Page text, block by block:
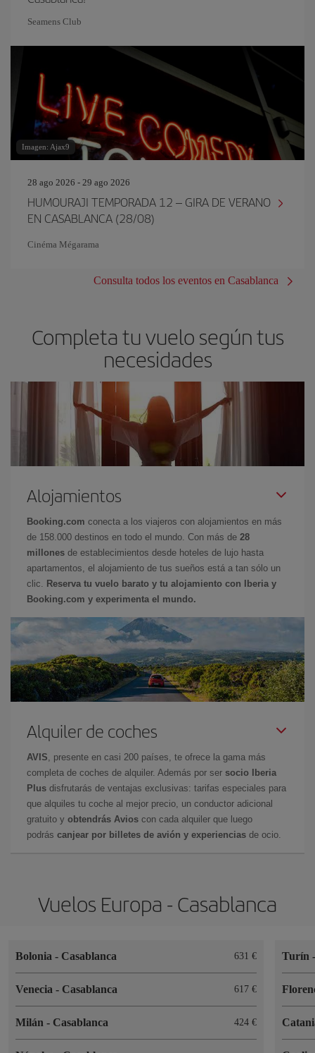
Seamens Club
Imagen: Ajax9
28 ago 2026 - 29 ago 2026
HUMOURAJI TEMPORADA 12 – GIRA DE VERANO
EN CASABLANCA (28/08)
Cinéma Mégarama
Consulta todos los eventos en Casablanca
Completa tu vuelo según tus
necesidades
Alojamientos
Booking.com conecta a los viajeros con alojamientos en más
de 158.000 destinos en todo el mundo. Con más de 28
millones de establecimientos desde hoteles de lujo hasta
apartamentos, el alojamiento de tus sueños está a tan sólo un
clic.
Reserva tu vuelo barato y tu alojamiento con Iberia y
Booking.com y experimenta el mundo.
Alquiler de coches
AVIS , presente en casi 200 países, te ofrece la gama más
completa de coches de alquiler. Además por ser socio Iberia
Plus disfrutarás de ventajas exclusivas: tarifas especiales para
que alquiles tu coche al mejor precio, un conductor adicional
gratuito y obtendrás Avios con cada alquiler que luego
podrás canjear por billetes de avión y experiencias de ocio.
Vuelos Europa - Casablanca
Bolonia - Casablanca 631
Venecia - Casablanca 617
Milán - Casablanca 424
Turín